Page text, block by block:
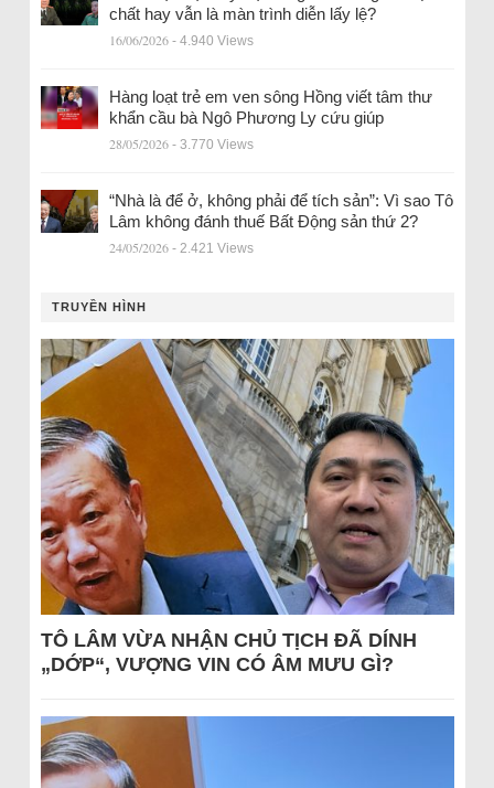
chất hay vẫn là màn trình diễn lấy lệ?
16/06/2026 - 4.940 Views
Hàng loạt trẻ em ven sông Hồng viết tâm thư
khẩn cầu bà Ngô Phương Ly cứu giúp
28/05/2026 - 3.770 Views
“Nhà là để ở, không phải để tích sản”: Vì sao Tô
Lâm không đánh thuế Bất Động sản thứ 2?
24/05/2026 - 2.421 Views
TRUYỀN HÌNH
TÔ LÂM VỪA NHẬN CHỦ TỊCH ĐÃ DÍNH
„DỚP“, VƯỢNG VIN CÓ ÂM MƯU GÌ?